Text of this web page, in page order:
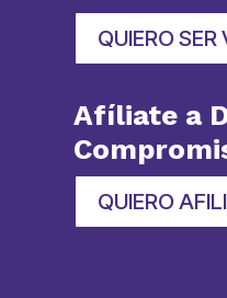
QUIERO
Afíliate a
QUIERO